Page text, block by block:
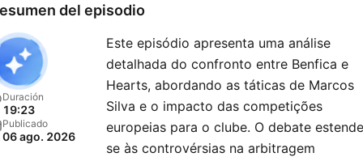
del episodio
Duración
19:23
Publicado
06 ago. 2026
Este episódio apresenta uma análise
detalhada do confronto entre Benfica e
Hearts, abordando as táticas de Marcos
Silva e o impacto das competições
europeias para o clube. O debate
se às controvérsias na arbitragem